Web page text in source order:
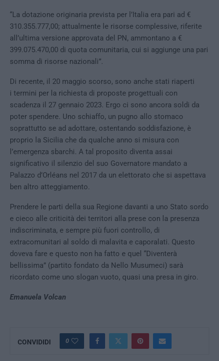
“La dotazione originaria prevista per l’Italia era pari ad €
310.355.777,00; attualmente le risorse complessive, riferite
all’ultima versione approvata del PN, ammontano a €
399.075.470,00 di quota comunitaria, cui si aggiunge una pari
somma di risorse nazionali”.
Di recente, il 20 maggio scorso, sono anche stati riaperti
i termini per la richiesta di proposte progettuali con
scadenza il 27 gennaio 2023. Ergo ci sono ancora soldi da
poter spendere. Uno schiaffo, un pugno allo stomaco
soprattutto se ad adottare, ostentando soddisfazione, è
proprio la Sicilia che da qualche anno si misura con
l’emergenza sbarchi. A tal proposito diventa assai
significativo il silenzio del suo Governatore mandato a
Palazzo d’Orléans nel 2017 da un elettorato che si aspettava
ben altro atteggiamento.
Prendere le parti della sua Regione davanti a uno Stato sordo
e cieco alle criticità dei territori alla prese con la presenza
indiscriminata, e sempre più fuori controllo, di
extracomunitari al soldo di malavita e caporalati. Questo
doveva fare e questo non ha fatto e quel “Diventerà
bellissima” (partito fondato da Nello Musumeci) sarà
ricordato come uno slogan vuoto, quasi una presa in giro.
Emanuela Volcan
CONVIDIDI 0